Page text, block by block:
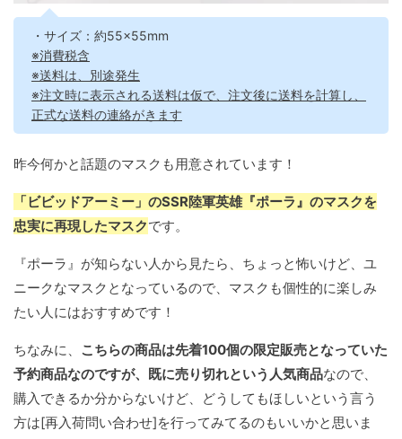
・サイズ：約55×55mm
※消費税含
※送料は、別途発生
※注文時に表示される送料は仮で、注文後に送料を計算し、
正式な送料の連絡がきます
昨今何かと話題のマスクも用意されています！
「ビビッドアーミー」のSSR陸軍英雄『ポーラ』のマスクを
忠実に再現したマスクです。
『ポーラ』が知らない人から見たら、ちょっと怖いけど、ユ
ニークなマスクとなっているので、マスクも個性的に楽しみ
たい人にはおすすめです！
ちなみに、 こちらの商品は先着100個の限定販売となっていた
予約商品なのですが、既に売り切れという人気商品なので、
購入できるか分からないけど、どうしてもほしいという言う
方は[再入荷問い合わせ]を行ってみてるのもいいかと思いま